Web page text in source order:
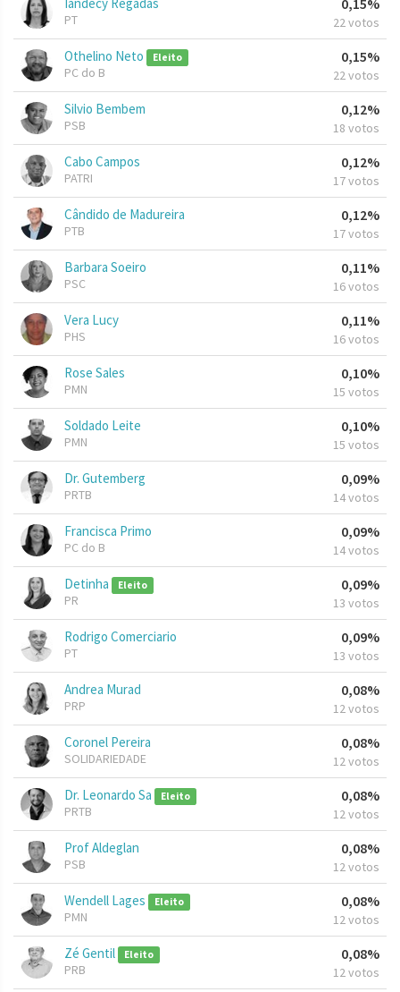
PT
0,15%
22 votos
Othelino Neto Eleito
PC do B
0,15%
22 votos
Silvio Bembem
PSB
0,12%
18 votos
Cabo Campos
PATRI
0,12%
17 votos
Cândido de Madureira
PTB
0,12%
17 votos
Barbara Soeiro
PSC
0,11%
16 votos
Vera Lucy
PHS
0,11%
16 votos
Rose Sales
PMN
0,10%
15 votos
Soldado Leite
PMN
0,10%
15 votos
Dr. Gutemberg
PRTB
0,09%
14 votos
Francisca Primo
PC do B
0,09%
14 votos
Detinha Eleito
PR
0,09%
13 votos
Rodrigo Comerciario
PT
0,09%
13 votos
Andrea Murad
PRP
0,08%
12 votos
Coronel Pereira
SOLIDARIEDADE
0,08%
12 votos
Dr. Leonardo Sa Eleito
PRTB
0,08%
12 votos
Prof Aldeglan
PSB
0,08%
12 votos
Wendell Lages Eleito
PMN
0,08%
12 votos
Zé Gentil Eleito
PRB
0,08%
12 votos